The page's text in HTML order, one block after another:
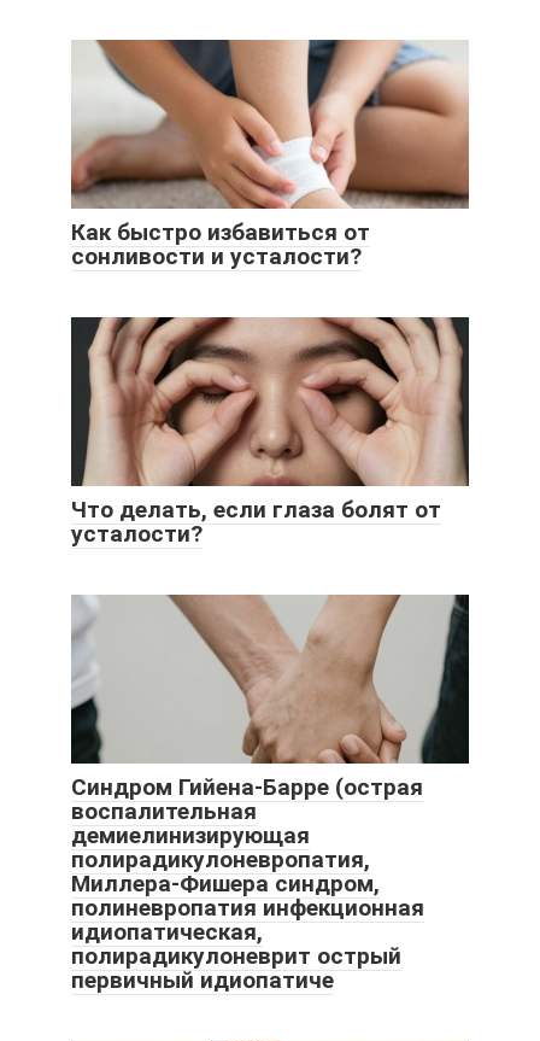
Как быстро избавиться от
сонливости и усталости?
Что делать, если глаза болят от
усталости?
Синдром Гийена-Барре (острая
воспалительная
демиелинизирующая
полирадикулоневропатия,
Миллера-Фишера синдром,
полиневропатия инфекционная
идиопатическая,
полирадикулоневрит острый
первичный идиопатиче